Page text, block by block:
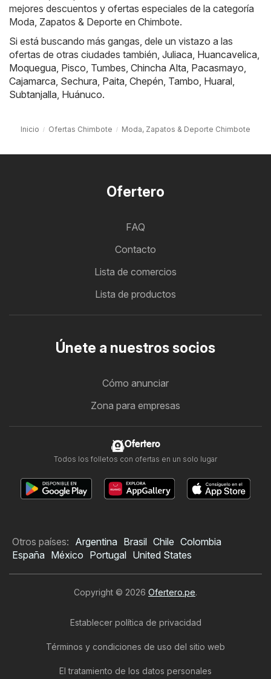
mejores descuentos y ofertas especiales de la categoría
Moda, Zapatos & Deporte en Chimbote.
Si está buscando más gangas, dele un vistazo a las
ofertas de otras ciudades también, Juliaca Huancavelica
Moquegua Pisco Tumbes Chincha Alta Pacasmayo
Cajamarca Sechura Paita Chepén Tambo Huaral
Subtanjalla Huánuco.
Inicio Ofertas Chimbote Moda, Zapatos & Deporte Chimbote
Ofertero
FAQ
Contacto
Lista de comercios
Lista de productos
Únete a nuestros socios
Cómo anunciar
Zona para empresas
Ofertero
Todos los folletos con ofertas en un solo lugar
Otros países: Argentina Brasil Chile Colombia
España México Portugal United States
Copyright © 2026 Ofertero.pe.
Establecer política de privacidad
Términos y condiciones de uso del sitio web
El tratamiento de los datos personales